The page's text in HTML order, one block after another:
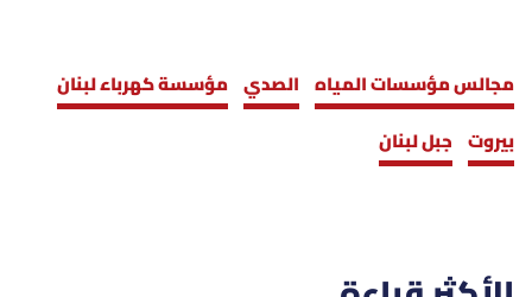
مجالس مؤسسات المياه الصدي مؤسسة كهرباء لبنان
بيروت جبل لبنان